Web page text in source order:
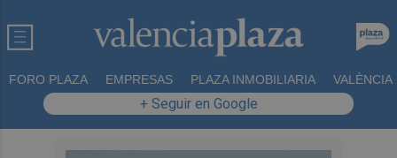
FORO PLAZA EMPRESAS PLAZA INMOBILIARIA VALÈNCIA
+ Seguir en Google